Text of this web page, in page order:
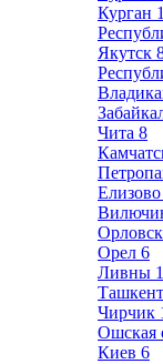
Курган
Якутск
Чита 8
Елизово
Орел 6
Ливны 1
Чирчик
Ошская
Киев 6